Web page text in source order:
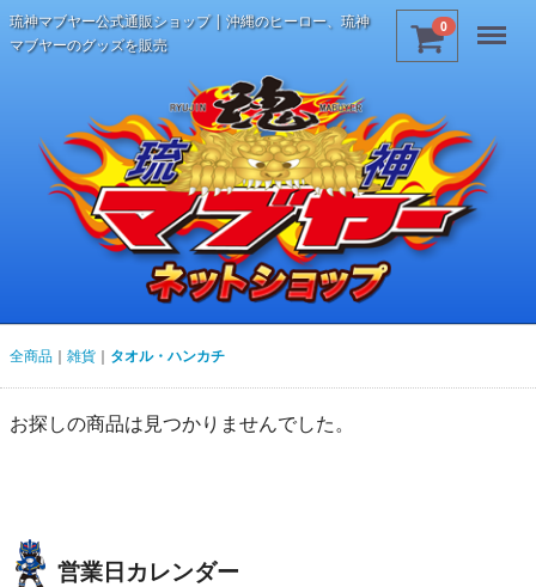
琉神マブヤー公式通販ショップ | 沖縄のヒーロー、琉神
マブヤーのグッズを販売
0 Menu
全商品 雑貨 タオル・ハンカチ
お探しの商品は見つかりませんでした。
営業日カレンダー